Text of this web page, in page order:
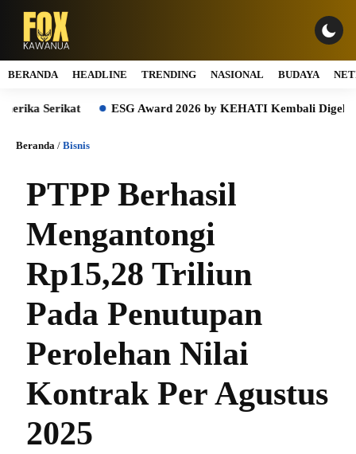
BERANDA HEADLINE TRENDING NASIONAL BUDAYA
Serikat ESG Award 2026 by KEHATI Kembali Digelar,
Beranda / Bisnis
PTPP Berhasil
Mengantongi
Rp15,28 Triliun
Pada Penutupan
Perolehan Nilai
Kontrak Per Agustus
2025